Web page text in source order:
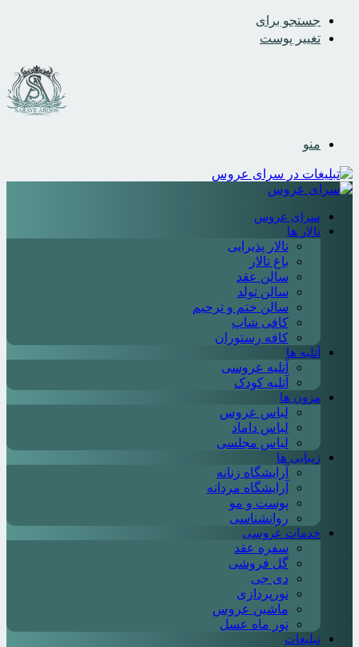
جستجو برای
تغییر پوست
منو
سرای عروس
تالار ها
تالار پذیرایی
باغ تالار
سالن عقد
سالن تولد
سالن ختم و ترحیم
کافی شاپ
کافه رستوران
آتلیه ها
آتلیه عروسی
آتلیه کودک
مزون ها
لباس عروس
لباس داماد
لباس مجلسی
زیبایی ها
آرایشگاه زنانه
آرایشگاه مردانه
پوست و مو
روانشناسی
خدمات عروسی
سفره عقد
گل فروشی
دی جی
نورپردازی
ماشین عروس
تور ماه عسل
تبلیغات